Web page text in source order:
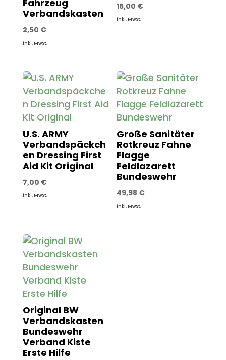
Fahrzeug
Verbandskasten
2,50 €
inkl. MwSt.
15,00 €
inkl. MwSt.
U.S. ARMY
Verbandspäckch
en Dressing First
Aid Kit Original
7,00 €
inkl. MwSt.
Große Sanitäter
Rotkreuz Fahne
Flagge
Feldlazarett
Bundeswehr
49,98 €
inkl. MwSt.
Original BW
Verbandskasten
Bundeswehr
Verband Kiste
Erste Hilfe